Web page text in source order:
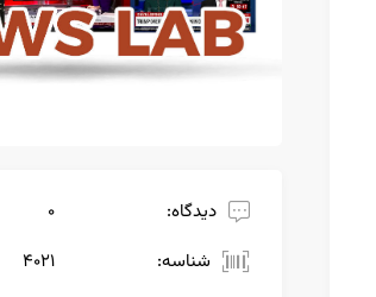
دیدگاه:
0
شناسه:
4021